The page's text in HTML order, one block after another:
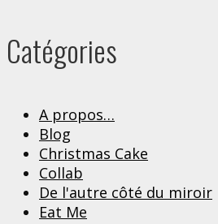
Catégories
A propos…
Blog
Christmas Cake
Collab
De l'autre côté du miroir
Eat Me